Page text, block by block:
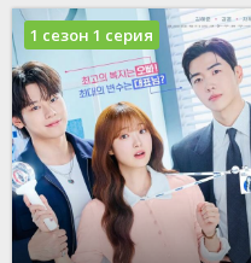
1 сезон 1 серия